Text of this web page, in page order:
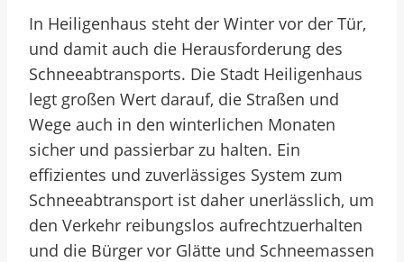
In Heiligenhaus steht der Winter vor der Tür,
und damit auch die Herausforderung des
Schneeabtransports. Die Stadt Heiligenhaus
legt großen Wert darauf, die Straßen und
Wege auch in den winterlichen Monaten
sicher und passierbar zu halten. Ein
effizientes und zuverlässiges System zum
Schneeabtransport ist daher unerlässlich, um
den Verkehr reibungslos aufrechtzuerhalten
und die Bürger vor Glätte und Schneemassen